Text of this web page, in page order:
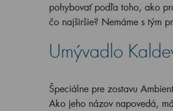
pohybovať podľa toho, ako
čo najširšie? Nemáme s tým
Umývadlo
Špeciálne pre zostavu
Ako jeho názov napovedá, má